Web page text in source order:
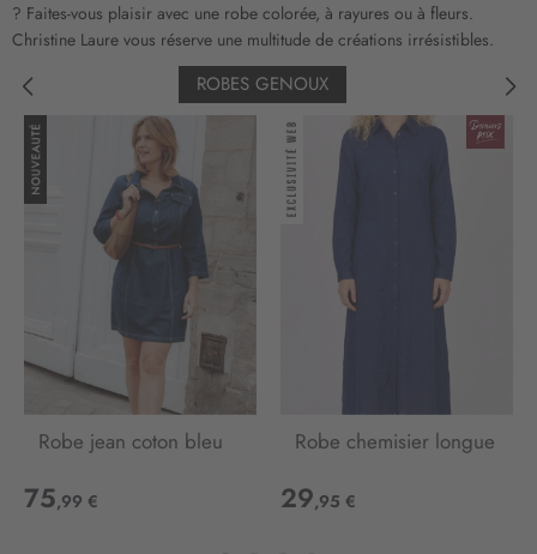
? Faites-vous plaisir avec une robe colorée, à rayures ou à fleurs.
Christine Laure vous réserve une multitude de créations irrésistibles.
ROBES GENOUX
Robe jean coton bleu
75,99 €
Robe chemisier longue
29,95 €